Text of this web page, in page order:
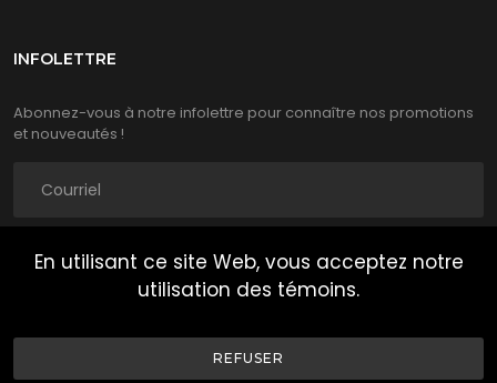
INFOLETTRE
Abonnez-vous à notre infolettre pour connaître nos promotions
et nouveautés !
M'INSCRIRE
En utilisant ce site Web, vous acceptez notre
utilisation des témoins.
REFUSER